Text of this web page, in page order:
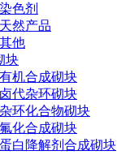
染色剂
天然产品
其他
块
有机合成砌块
卤代杂环砌块
杂环化合物砌块
氟化合成砌块
蛋白降解剂合成砌块